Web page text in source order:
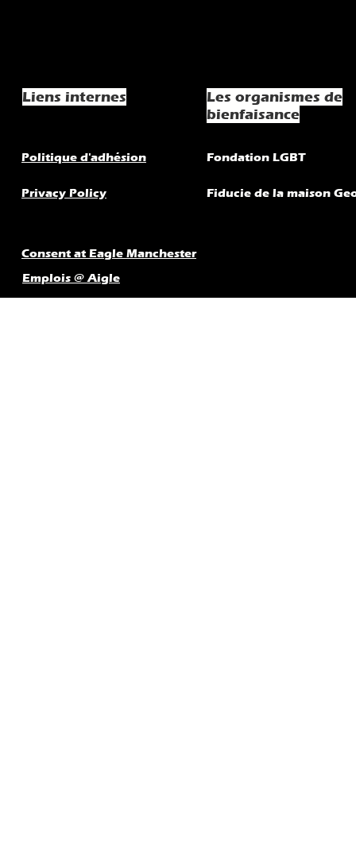
Liens internes
Les organismes de
bienfaisance
Politique d'adhésion Fondation LGBT
Privacy Policy Fiducie de la maison
Consent at Eagle Manchester
Emplois @ Aigle